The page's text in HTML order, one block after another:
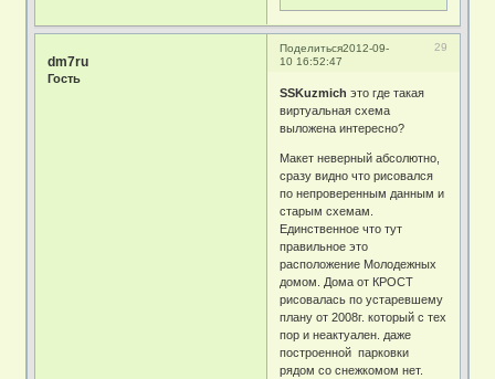
Поделиться 29
2012-09-
10 16:52:47
dm7ru
Гость
SSKuzmichэто где такая
виртуальная схема
выложена интересно?
Макет неверный абсолютно,
сразу видно что рисовался
по непроверенным данным и
старым схемам.
Единственное что тут
правильное это
расположение Молодежных
домом. Дома от КРОСТ
рисовалась по устаревшему
плану от 2008г. который с тех
пор и неактуален. даже
построенной парковки
рядом со снежкомом нет.